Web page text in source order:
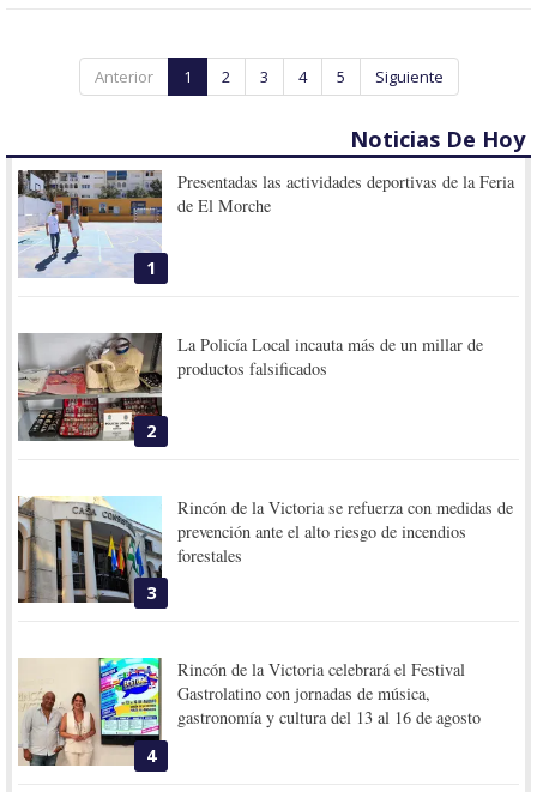
Anterior 1 2 3 4 5 Siguiente
Noticias De Hoy
1
Presentadas las actividades deportivas de la Feria
de El Morche
2
La Policía Local incauta más de un millar de
productos falsificados
3
Rincón de la Victoria se refuerza con medidas de
prevención ante el alto riesgo de incendios
forestales
4
Rincón de la Victoria celebrará el Festival
Gastrolatino con jornadas de música,
gastronomía y cultura del 13 al 16 de agosto